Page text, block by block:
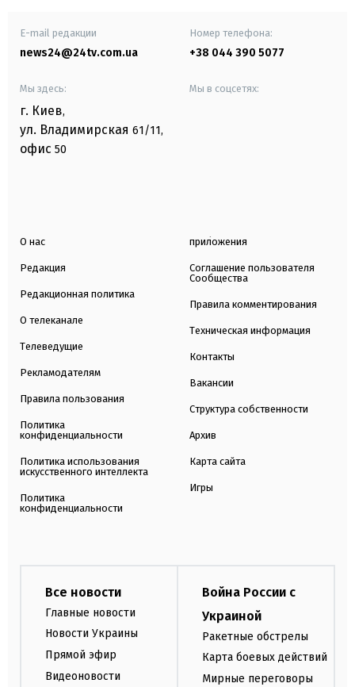
E-mail редакции
news24@24tv.com.ua
Номер телефона:
+38 044 390 5077
Мы здесь:
г. Киев,
ул. Владимирская 61/11,
офис 50
Мы в соцсетях:
О нас
Редакция
Редакционная политика
О телеканале
Телеведущие
Рекламодателям
Правила пользования
Политика
конфиденциальности
Политика использования
искусственного интеллекта
Политика
конфиденциальности
приложения
Соглашение пользователя
Сообщества
Правила комментирования
Техническая информация
Контакты
Вакансии
Структура собственности
Архив
Карта сайта
Игры
Все новости
Главные новости
Новости Украины
Прямой эфир
Видеоновости
Война России с
Украиной
Ракетные обстрелы
Карта боевых действий
Мирные переговоры